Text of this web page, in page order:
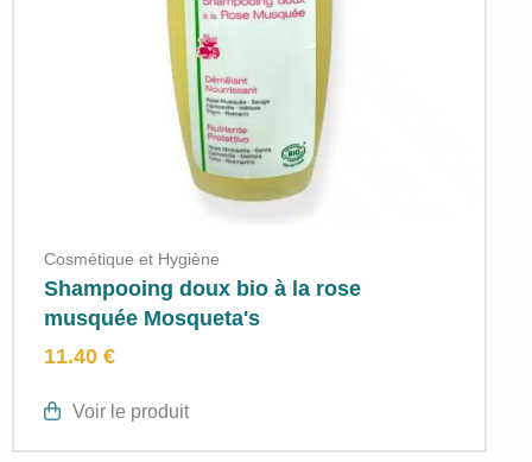
Cosmétique et Hygiène
Shampooing doux bio à la rose
musquée Mosqueta's
11.40 €
Voir le produit